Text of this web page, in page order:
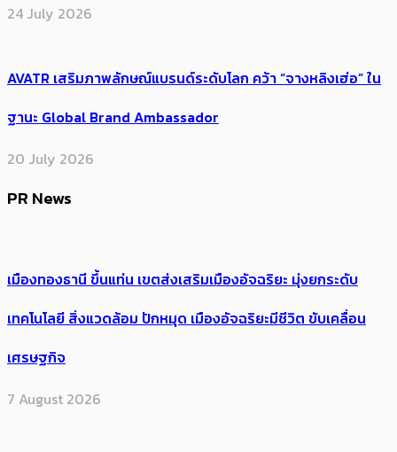
24 July 2026
AVATR เสริมภาพลักษณ์แบรนด์ระดับโลก คว้า “จางหลิงเฮ่อ” ใน
ฐานะ Global Brand Ambassador
20 July 2026
PR News
เมืองทองธานี ขึ้นแท่น เขตส่งเสริมเมืองอัจฉริยะ มุ่งยกระดับ
เทคโนโลยี สิ่งแวดล้อม ปักหมุด เมืองอัจฉริยะมีชีวิต ขับเคลื่อน
เศรษฐกิจ
7 August 2026